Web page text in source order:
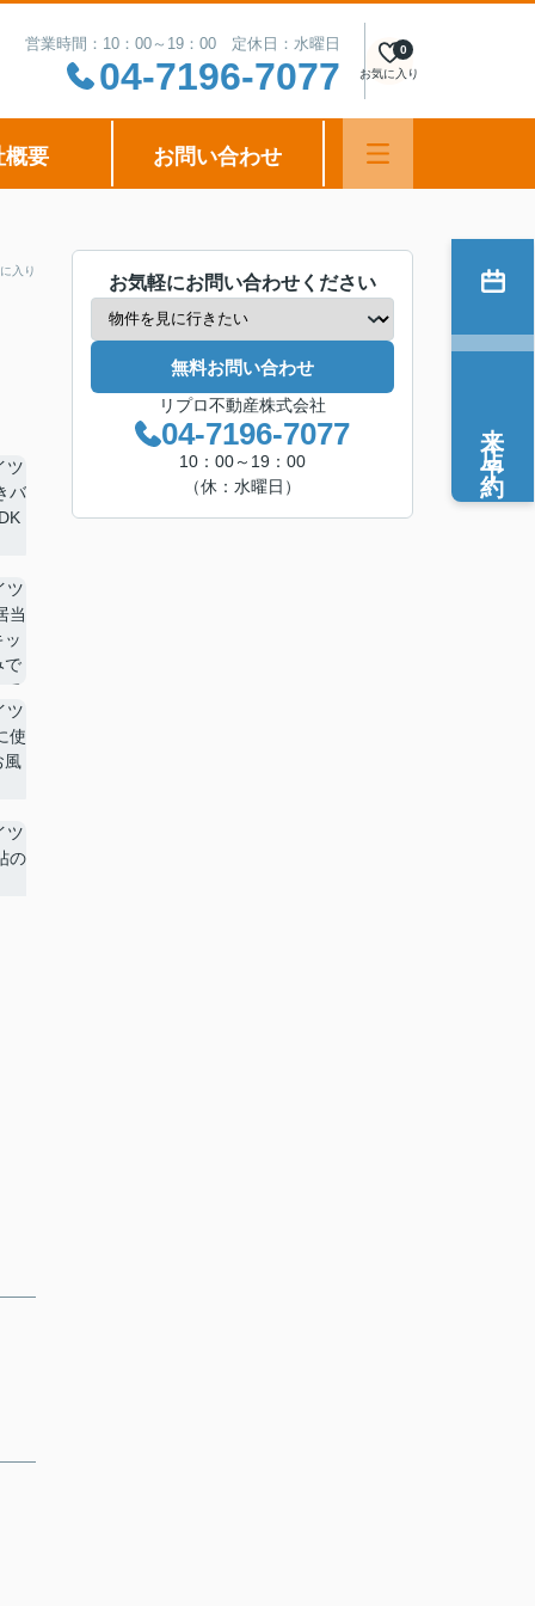
営業時間：10：00～19：00 定休日：水曜日
04-7196-7077 お気に入り
0
概要 お問い合わせ
入り
お気軽にお問い合わせください
無料お問い合わせ
リプロ不動産株式会社
04-7196-7077
10：00～19：00
（休：水曜日）
来店予約